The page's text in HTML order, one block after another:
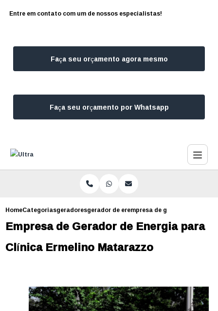
Entre em contato com um de nossos especialistas!
Faça seu orçamento agora mesmo
Faça seu orçamento por Whatsapp
HomeCategoriasgeradoresgerador de energia para shopping
empresa de gerador de
Empresa de Gerador de Energia para
Clínica Ermelino Matarazzo